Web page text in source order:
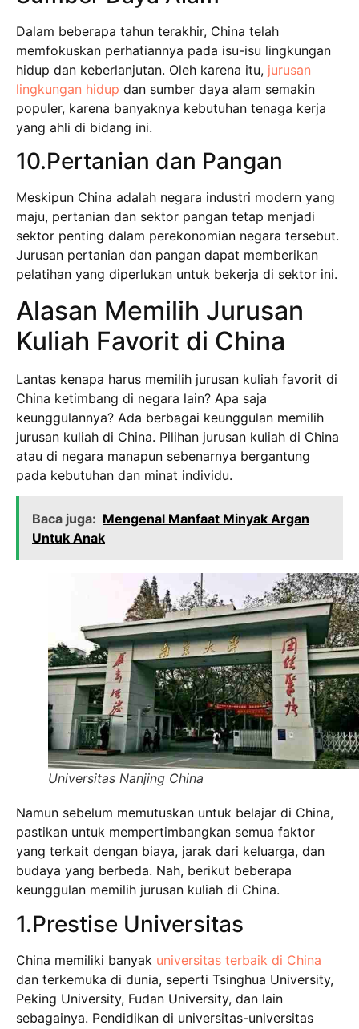
Dalam beberapa tahun terakhir, China telah
memfokuskan perhatiannya pada isu-isu lingkungan
hidup dan keberlanjutan. Oleh karena itu, jurusan
lingkungan hidup dan sumber daya alam semakin
populer, karena banyaknya kebutuhan tenaga kerja
yang ahli di bidang ini.
10.Pertanian dan Pangan
Meskipun China adalah negara industri modern yang
maju, pertanian dan sektor pangan tetap menjadi
sektor penting dalam perekonomian negara tersebut.
Jurusan pertanian dan pangan dapat memberikan
pelatihan yang diperlukan untuk bekerja di sektor ini.
Alasan Memilih Jurusan
Kuliah Favorit di China
Lantas kenapa harus memilih jurusan kuliah favorit di
China ketimbang di negara lain? Apa saja
keunggulannya? Ada berbagai keunggulan memilih
jurusan kuliah di China. Pilihan jurusan kuliah di China
atau di negara manapun sebenarnya bergantung
pada kebutuhan dan minat individu.
Baca juga: Mengenal Manfaat Minyak Argan
Untuk Anak
Universitas Nanjing China
Namun sebelum memutuskan untuk belajar di China,
pastikan untuk mempertimbangkan semua faktor
yang terkait dengan biaya, jarak dari keluarga, dan
budaya yang berbeda. Nah, berikut beberapa
keunggulan memilih jurusan kuliah di China.
1.Prestise Universitas
China memiliki banyak universitas terbaik di China
dan terkemuka di dunia, seperti Tsinghua University,
Peking University, Fudan University, dan lain
sebagainya. Pendidikan di universitas-universitas